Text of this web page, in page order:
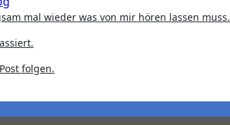
mal wieder was von mir hören lassen muss.
folgen.